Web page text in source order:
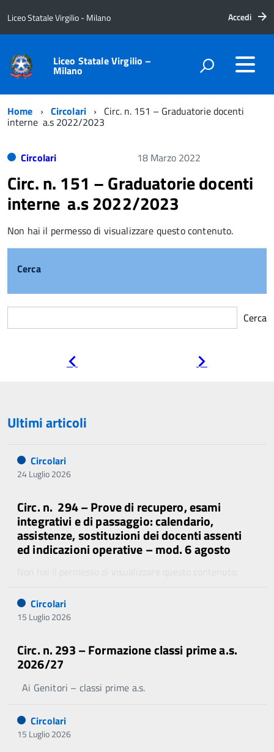
Liceo Statale Virgilio - Milano Accedi
Liceo Statale Virgilio –
Milano
Home Circolari Circ. n. 151 – Graduatorie docenti
interne a.s 2022/2023
Circolari 18 Marzo 2022
Circ. n. 151 – Graduatorie docenti
interne a.s 2022/2023
Non hai il permesso di visualizzare questo contenuto.
Cerca
Cerca
Ultimi articoli
Circolari
24 Luglio 2026
Circ. n. 294 – Prove di recupero, esami
integrativi e di passaggio: calendario,
assistenze, sostituzioni dei docenti assenti
ed indicazioni operative – mod. 6 agosto
Circolari
15 Luglio 2026
Circ. n. 293 – Formazione classi prime a.s.
2026/27
Ai Genitori – classi prime a.s.
Circolari
15 Luglio 2026